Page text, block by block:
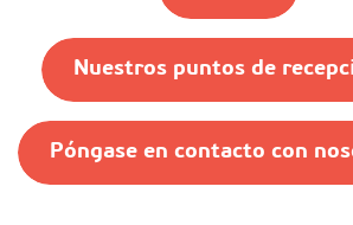
Nuestros puntos de
Póngase en contacto con